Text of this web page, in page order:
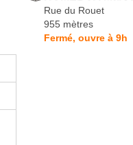
Rue du Rouet
955 mètres
Fermé, ouvre à 9h